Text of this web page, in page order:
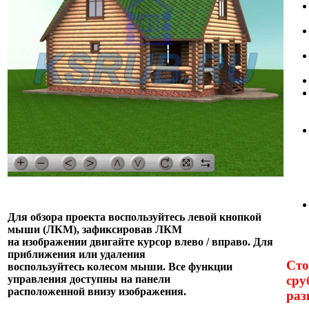
Для обзора проекта воспользуйтесь левой кнопкой
мыши (ЛКМ), зафиксировав ЛКМ
на изображении двигайте курсор влево / вправо. Для
приближения или удаления
воспользуйтесь колесом мыши. Все функции
управления доступны на панели
расположенной внизу изображения.